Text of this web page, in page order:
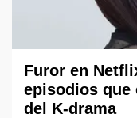
Furor en
episodios que
del K-drama